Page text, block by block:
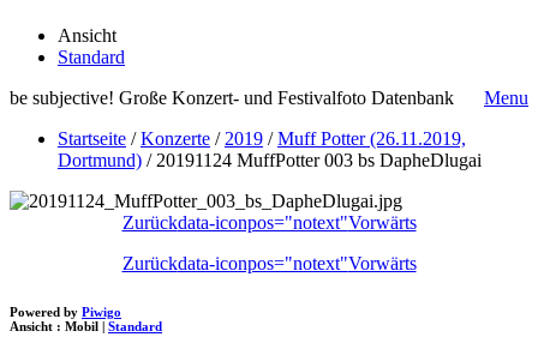
Ansicht
Standard
be subjective! Große Konzert- und Festivalfoto Datenbank
Menu
Startseite /Konzerte / 2019 /Muff Potter (26.11.2019,
Dortmund) / 20191124 MuffPotter 003 bs DapheDlugai
Zurückdata-iconpos="notext"Vorwärts
Zurückdata-iconpos="notext"Vorwärts
Powered by Piwigo
Ansicht : Mobil Standard